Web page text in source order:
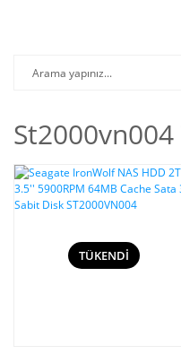
TÜKENDİ